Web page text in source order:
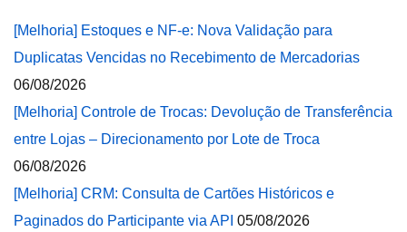
[Melhoria] Estoques e NF-e: Nova Validação para
Duplicatas Vencidas no Recebimento de Mercadorias
06/08/2026
[Melhoria] Controle de Trocas: Devolução de Transferência
entre Lojas – Direcionamento por Lote de Troca
06/08/2026
[Melhoria] CRM: Consulta de Cartões Históricos e
Paginados do Participante via API 05/08/2026